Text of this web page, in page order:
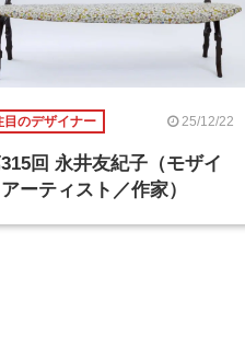
目のデザイナー 25/12/22
回 永井友紀子（モザイ
ーティスト／作家）